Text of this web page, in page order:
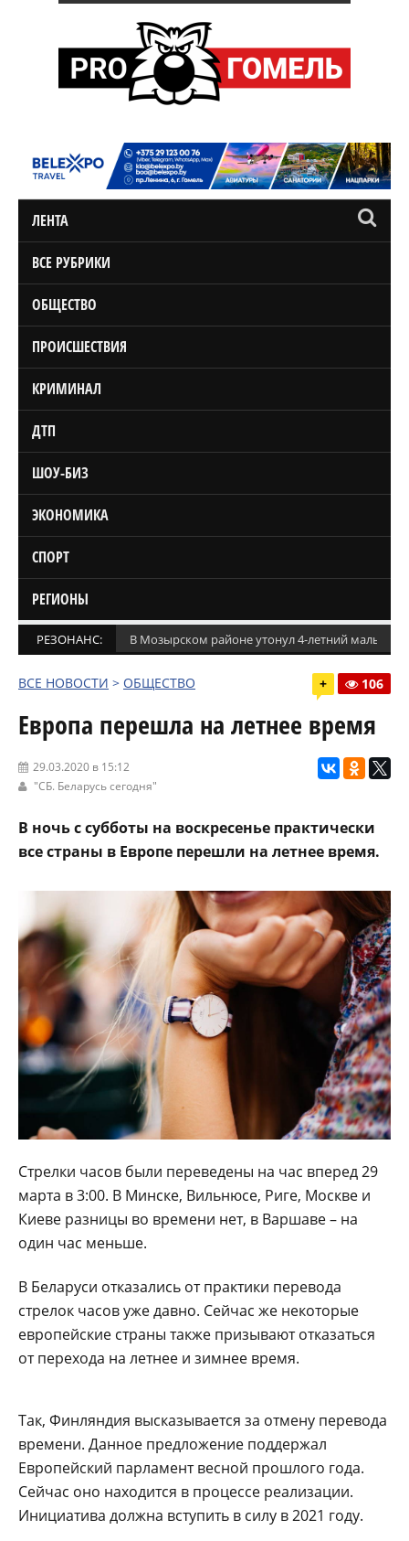
ЛЕНТА
ВСЕ РУБРИКИ
ОБЩЕСТВО
ПРОИСШЕСТВИЯ
КРИМИНАЛ
ДТП
ШОУ-БИЗ
ЭКОНОМИКА
СПОРТ
РЕГИОНЫ
РЕЗОНАНС: В Мозырском районе утонул 4-летний мальчик
ВСЕ НОВОСТИ > ОБЩЕСТВО + 106
Европа перешла на летнее время
29.03.2020 в 15:12
"СБ. Беларусь сегодня"
В ночь с субботы на воскресенье практически
все страны в Европе перешли на летнее время.
Стрелки часов были переведены на час вперед 29
марта в 3:00. В Минске, Вильнюсе, Риге, Москве и
Киеве разницы во времени нет, в Варшаве – на
один час меньше.
В Беларуси отказались от практики перевода
стрелок часов уже давно. Сейчас же некоторые
европейские страны также призывают отказаться
от перехода на летнее и зимнее время.
Так, Финляндия высказывается за отмену перевода
времени. Данное предложение поддержал
Европейский парламент весной прошлого года.
Сейчас оно находится в процессе реализации.
Инициатива должна вступить в силу в 2021 году.